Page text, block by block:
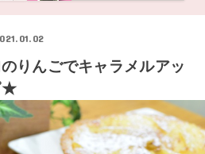
りんごでキャラメルアッ
★